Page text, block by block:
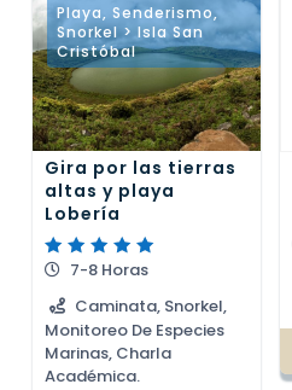
Playa, Senderismo,
Snorkel > Isla San
Cristóbal
Gira por las tierras
altas y playa
Lobería
Valorado
5.00
de 5
7-8 Horas
Caminata, Snorkel,
Monitoreo De Especies
Marinas, Charla
Académica.